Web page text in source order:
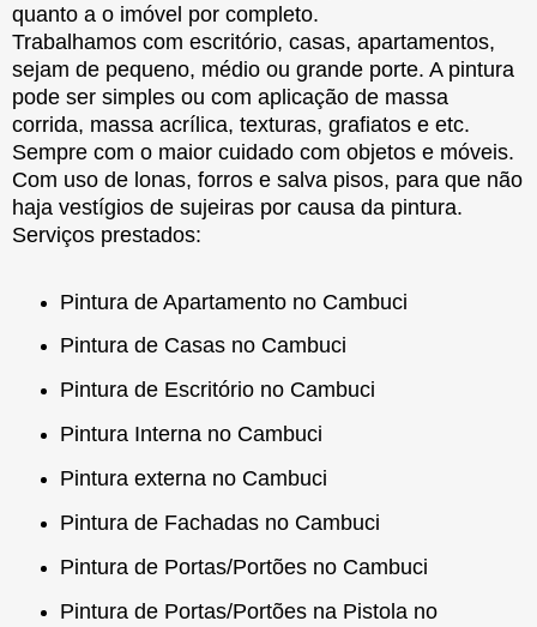
quanto a o imóvel por completo.
Trabalhamos com escritório, casas, apartamentos,
sejam de pequeno, médio ou grande porte. A pintura
pode ser simples ou com aplicação de massa
corrida, massa acrílica, texturas, grafiatos e etc.
Sempre com o maior cuidado com objetos e móveis.
Com uso de lonas, forros e salva pisos, para que não
haja vestígios de sujeiras por causa da pintura.
Serviços prestados:
Pintura de Apartamento no Cambuci
Pintura de Casas no Cambuci
Pintura de Escritório no Cambuci
Pintura Interna no Cambuci
Pintura externa no Cambuci
Pintura de Fachadas no Cambuci
Pintura de Portas/Portões no Cambuci
Pintura de Portas/Portões na Pistola no